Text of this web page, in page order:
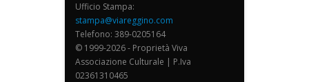
Ufficio Stampa:
stampa@viareggino.com
Telefono: 389-0205164
© 1999-2026 - Proprietà Viva
Associazione Culturale | P.Iva
02361310465